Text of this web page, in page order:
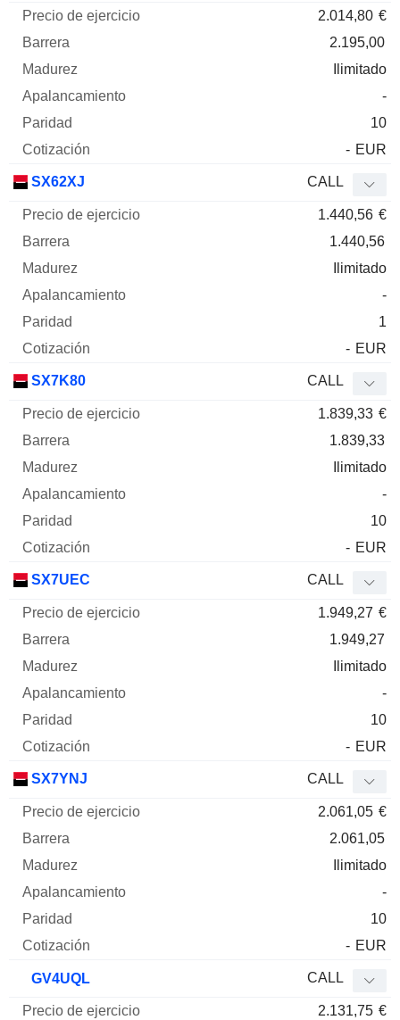
2.014,80 €
2.195,00
Ilimitado
-
10
- EUR
SX62XJ CALL
1.440,56 €
1.440,56
Ilimitado
-
1
- EUR
SX7K80 CALL
1.839,33 €
1.839,33
Ilimitado
-
10
- EUR
SX7UEC CALL
1.949,27 €
1.949,27
Ilimitado
-
10
- EUR
SX7YNJ CALL
2.061,05 €
2.061,05
Ilimitado
-
10
- EUR
GV4UQL CALL
2.131,75 €